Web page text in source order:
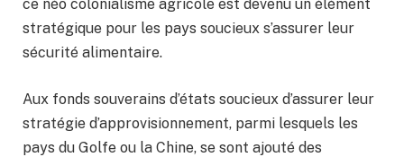
ce néo colonialisme agricole est devenu un élément
stratégique pour les pays soucieux s’assurer leur
sécurité alimentaire.
Aux fonds souverains d’états soucieux d’assurer leur
stratégie d’approvisionnement, parmi lesquels les
pays du Golfe ou la Chine, se sont ajouté des